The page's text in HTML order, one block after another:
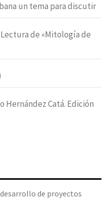
un tema para discutir
de «Mitología de
Hernández Catá. Edición
de proyectos